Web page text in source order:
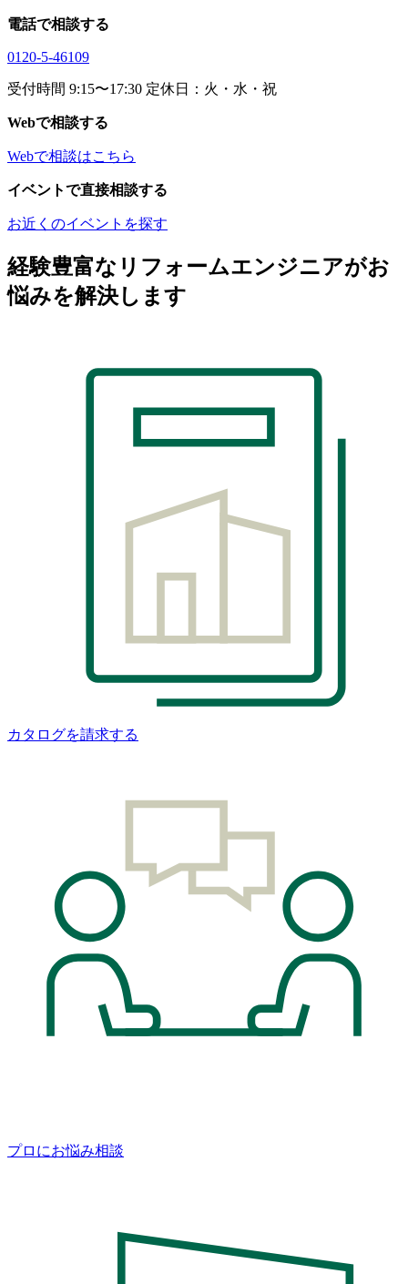
電話で相談する
0120-5-46109
受付時間 9:15〜17:30 定休日：火・水・祝
Webで相談する
Webで相談はこちら
イベントで直接相談する
お近くのイベントを探す
経験豊富なリフォームエンジニアがお
悩みを解決します
カタログを請求する
プロにお悩み相談